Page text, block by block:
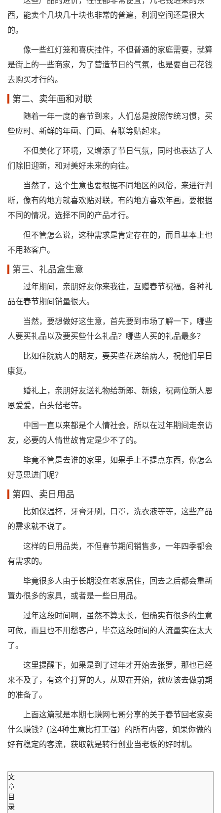
西，能卖个几块几十块也非常的普遍，利润空间还是很大
的。
像一些红灯笼和喜庆挂件，不但普通的家庭需要，就算
是街上的一些商家，为了营造节日的气氛，也是要自己花钱
去购买才行的。
第二、卖年画和对联
随着一年一度的春节到来，人们总是按照传统习惯，买
些应时、新鲜的年画、门画、春联等贴起来。
不但美化了环境，又增添了节日气氛，同时也表达了人
们除旧迎新，和对美好未来的向往。
当然了，这个生意也要根据不同地区的风俗，来进行判
断，像有的地方就喜欢贴对联，有的地方喜欢年画，要根据
不同的情况，选择不同的产品才行。
但不管怎么说，这种需求是肯定存在的，而且基本上也
不用愁客户。
第三、礼品盒生意
过年期间，亲朋好友你来我往，互赠春节祝福，各种礼
品在春节期间销量很大。
当然，要想做好这生意，首先要到市场了解一下，哪些
人要买礼品以及要买些什么礼品？哪些人买的礼品最多？
比如住院病人的朋友，要买些花送给病人，祝他们早日
康复。
婚礼上，亲朋好友送礼物给新郎、新娘，祝两位新人恩
恩爱爱，白头偕老等。
中国一直以来都是个人情社会，所以在过年期间走亲访
友，必要的人情世故肯定是少不了的。
毕竟不管是去谁的家里，如果手上不提点东西，你怎么
好意思进门呢？
第四、卖日用品
比如保温杯，牙膏牙刷，口罩，洗衣液等等，这些产品
的需求就不说了。
这样的日用品类，不但春节期间销售多，一年四季都会
有需求的。
毕竟很多人由于长期没在老家居住，回去之后都会重新
置办很多的家具，或者是一些日用品。
过年这段时间啊，虽然不算太长，但确实有很多的生意
可做，而且也不用愁客户，毕竟这段时间的人流量实在太大
了。
这里提醒下，如果是到了过年才开始去张罗，那也已经
来不及了，有这个打算的人，从现在开始，就应该去做前期
的准备了。
上面这篇就是本期七赚网七哥分享的关于春节回老家卖
什么赚钱？(这4种生意比打工强）的所有内容，如果你做的
好有稳定的客流，获取就是转行创业当老板的好时机。
文
章
目
录